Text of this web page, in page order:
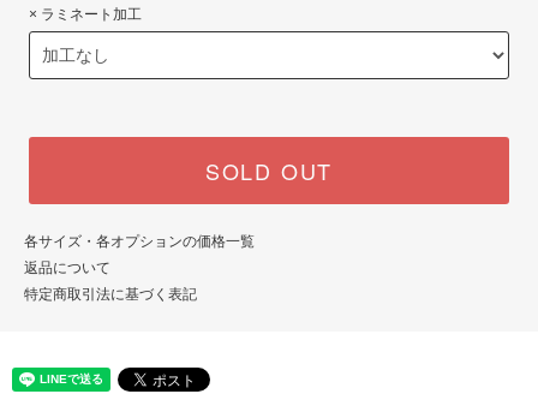
× ラミネート加工
SOLD OUT
各サイズ・各オプションの価格一覧
返品について
特定商取引法に基づく表記